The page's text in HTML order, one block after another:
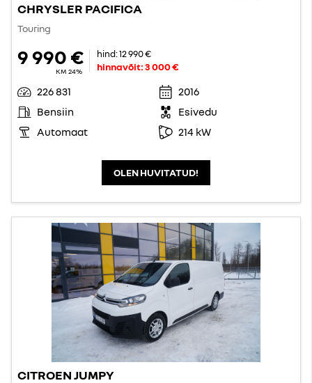
CHRYSLER PACIFICA
Touring
9 990 €
KM 24%
hind:12 990 €
hinnavõit:3 000 €
226 831
2016
Bensiin
Esivedu
Automaat
214 kW
OLEN HUVITATUD!
CITROEN JUMPY